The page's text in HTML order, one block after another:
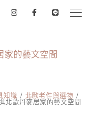
家的藝文空間
知識
北歐老件與選物
北歐丹麥居家的藝文空間